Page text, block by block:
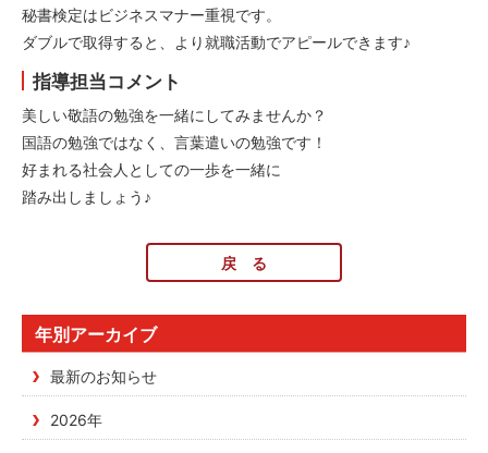
秘書検定はビジネスマナー重視です。
ダブルで取得すると、より就職活動でアピールできます♪
指導担当コメント
美しい敬語の勉強を一緒にしてみませんか？
国語の勉強ではなく、言葉遣いの勉強です！
好まれる社会人としての一歩を一緒に
踏み出しましょう♪
戻 る
年別アーカイブ
最新のお知らせ
2026年